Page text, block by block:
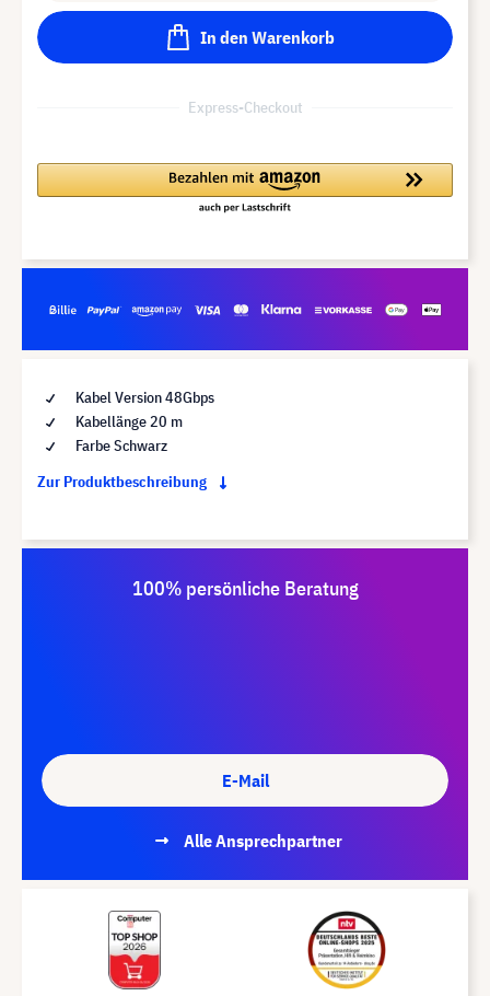
In den Warenkorb
Express-Checkout
Kabel Version 48Gbps
Kabellänge 20 m
Farbe Schwarz
Zur Produktbeschreibung
100% persönliche Beratung
E-Mail
Alle Ansprechpartner